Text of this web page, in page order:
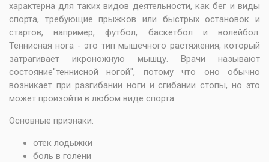
характерна для таких видов деятельности, как бег и виды
спорта, требующие прыжков или быстрых остановок и
стартов, например, футбол, баскетбол и волейбол.
Теннисная нога - это тип мышечного растяжения, который
затрагивает икроножную мышцу. Врачи называют
состояние"теннисной ногой", потому что оно обычно
возникает при разгибании ноги и сгибании стопы, но это
может произойти в любом виде спорта.
Основные признаки:
отек лодыжки
боль в голени